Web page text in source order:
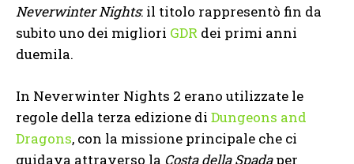
Neverwinter Nights: il titolo rappresentò fin da
subito uno dei migliori GDR dei primi anni
duemila.
In Neverwinter Nights 2 erano utilizzate le
regole della terza edizione di Dungeons and
Dragons, con la missione principale che ci
guidava attraverso la Costa della Spadaper